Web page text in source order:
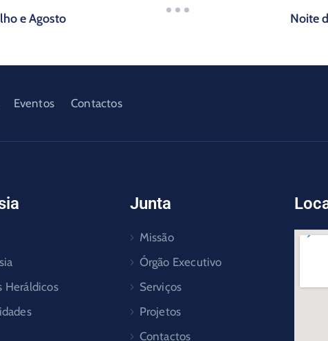
e Agosto Noite
Eventos Contactos
Heráldicos
Junta
Missão
Órgão Executivo
Serviços
Projetos
Contactos